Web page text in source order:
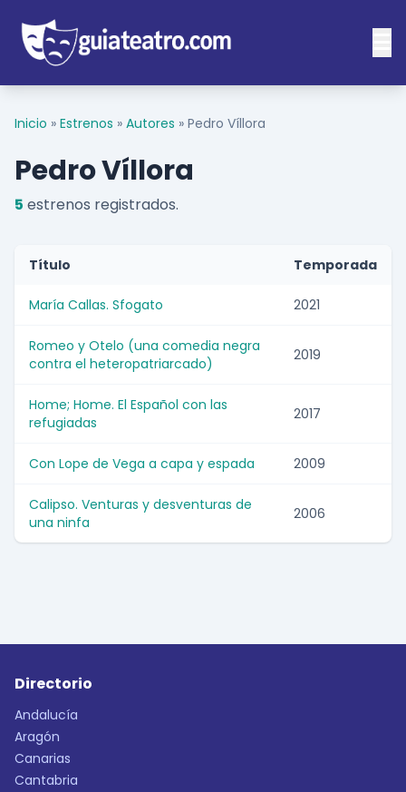
Inicio » Estrenos » Autores » Pedro Víllora
Pedro Víllora
5 estrenos registrados.
Título Temporada
María Callas. Sfogato 2021
Romeo y Otelo (una comedia negra
contra el heteropatriarcado)
2019
Home; Home. El Español con las
refugiadas
2017
Con Lope de Vega a capa y espada 2009
Calipso. Venturas y desventuras de
una ninfa
2006
Directorio
Andalucía
Aragón
Canarias
Cantabria